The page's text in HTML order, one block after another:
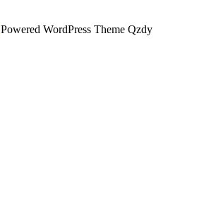
Powered WordPress Theme Qzdy